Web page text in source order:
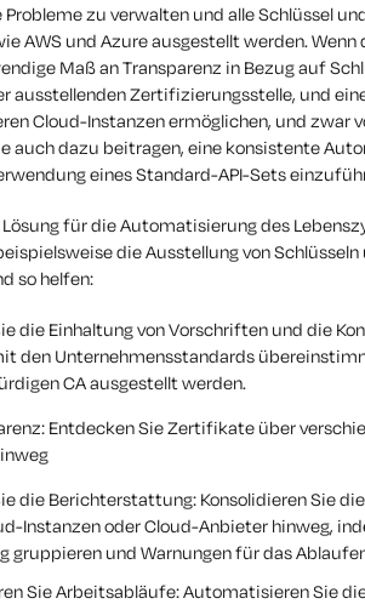
zu verwalten und alle Schlüssel
AWS und Azure ausgestellt werden.
Maß an Transparenz in Bezug auf
ausstellenden Zertifizierungsstelle, und
Cloud-Instanzen ermöglichen, und zwar
auch dazu beitragen, eine konsistente
eines Standard-API-Sets
für die Automatisierung des
die Ausstellung von
so helfen:
die Einhaltung von Vorschriften und die
den Unternehmensstandards
CA ausgestellt werden.
Entdecken Sie Zertifikate über
die Berichterstattung: Konsolidieren Sie
Instanzen oder Cloud-Anbieter hinweg,
gruppieren und Warnungen für das
Sie Arbeitsabläufe: Automatisieren Sie